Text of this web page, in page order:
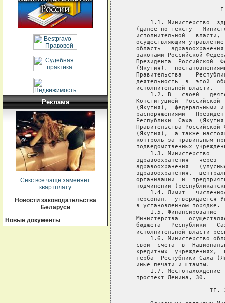
Реклама
Секс все чаще заменяет
квартплату
Новости законодательства
Беларуси
Новые документы